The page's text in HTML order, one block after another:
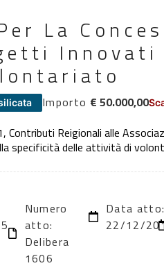
La
Innovati
Importo € 50.000,00
Contributi Reigionali alle
specificità delle attività di
Numero
atto:
Delibera
1606
Data atto:
22/12/